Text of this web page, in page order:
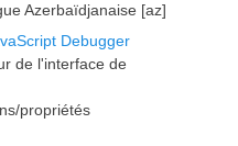
Azerbaïdjanaise [az]
Debugger
de l'interface de
propriétés